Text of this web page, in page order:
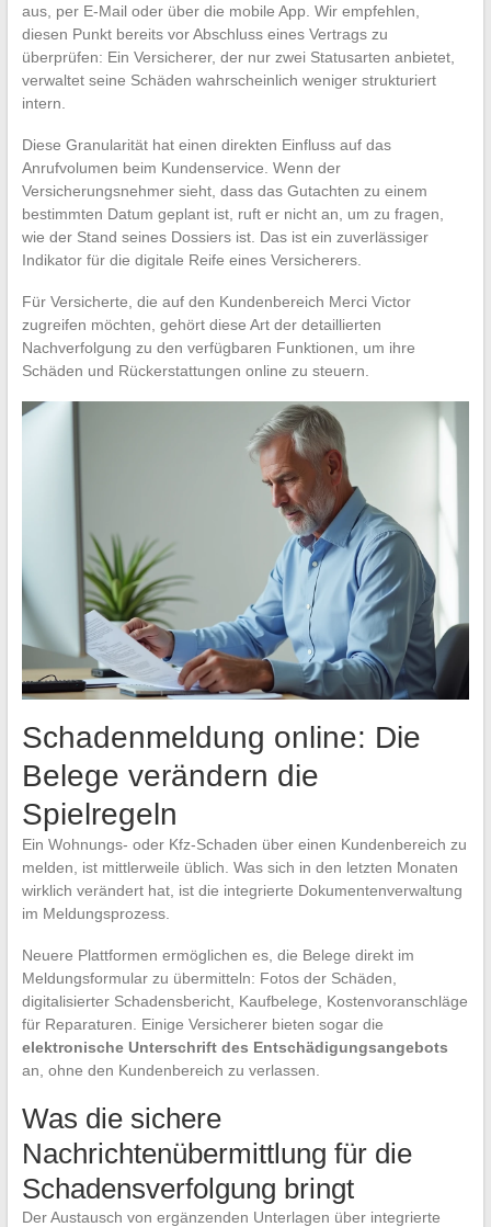
aus, per E-Mail oder über die mobile App. Wir empfehlen,
diesen Punkt bereits vor Abschluss eines Vertrags zu
überprüfen: Ein Versicherer, der nur zwei Statusarten anbietet,
verwaltet seine Schäden wahrscheinlich weniger strukturiert
intern.
Diese Granularität hat einen direkten Einfluss auf das
Anrufvolumen beim Kundenservice. Wenn der
Versicherungsnehmer sieht, dass das Gutachten zu einem
bestimmten Datum geplant ist, ruft er nicht an, um zu fragen,
wie der Stand seines Dossiers ist. Das ist ein zuverlässiger
Indikator für die digitale Reife eines Versicherers.
Für Versicherte, die auf den Kundenbereich Merci Victor
zugreifen möchten, gehört diese Art der detaillierten
Nachverfolgung zu den verfügbaren Funktionen, um ihre
Schäden und Rückerstattungen online zu steuern.
Schadenmeldung online: Die
Belege verändern die
Spielregeln
Ein Wohnungs- oder Kfz-Schaden über einen Kundenbereich zu
melden, ist mittlerweile üblich. Was sich in den letzten Monaten
wirklich verändert hat, ist die integrierte Dokumentenverwaltung
im Meldungsprozess.
Neuere Plattformen ermöglichen es, die Belege direkt im
Meldungsformular zu übermitteln: Fotos der Schäden,
digitalisierter Schadensbericht, Kaufbelege, Kostenvoranschläge
für Reparaturen. Einige Versicherer bieten sogar die
elektronische Unterschrift des Entschädigungsangebots
an, ohne den Kundenbereich zu verlassen.
Was die sichere
Nachrichtenübermittlung für die
Schadensverfolgung bringt
Der Austausch von ergänzenden Unterlagen über integrierte